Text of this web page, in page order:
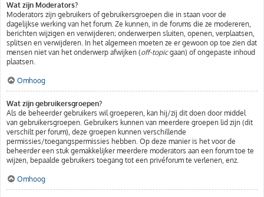
Wat zijn Moderators?
Moderators zijn gebruikers of gebruikersgroepen die in staan voor de
dagelijkse werking van het forum. Ze kunnen, in de forums die ze modereren,
berichten wijzigen en verwijderen; onderwerpen sluiten, openen, verplaatsen,
splitsen en verwijderen. In het algemeen moeten ze er gewoon op toe zien dat
mensen niet van het onderwerp afwijken (off-topicgaan) of ongepaste inhoud
plaatsen.
Omhoog
Wat zijn gebruikersgroepen?
Als de beheerder gebruikers wil groeperen, kan hij/zij dit doen door middel
van gebruikersgroepen. Gebruikers kunnen van meerdere groepen lid zijn (dit
verschilt per forum), deze groepen kunnen verschillende
permissies/toegangspermissies hebben. Op deze manier is het voor de
beheerder een stuk gemakkelijker meerdere moderators aan een forum toe te
wijzen, bepaalde gebruikers toegang tot een privéforum te verlenen, enz.
Omhoog